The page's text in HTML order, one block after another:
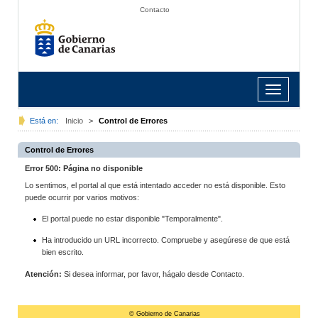
Contacto
Toggle
navigation
Está en: Inicio > Control de Errores
Control de Errores
Error 500: Página no disponible
Lo sentimos, el portal al que está intentado acceder no está disponible. Esto
puede ocurrir por varios motivos:
El portal puede no estar disponible "Temporalmente".
Ha introducido un URL incorrecto. Compruebe y asegúrese de que está
bien escrito.
Atención: Si desea informar, por favor, hágalo desde Contacto.
© Gobierno de Canarias